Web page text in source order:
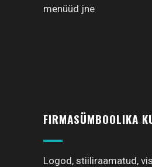
menüüd jne
FIRMASÜMBOOLIKA
Logod, stiiliraamatud,